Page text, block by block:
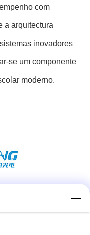
com
a arquitectura
inovadores
se um componente
moderno.